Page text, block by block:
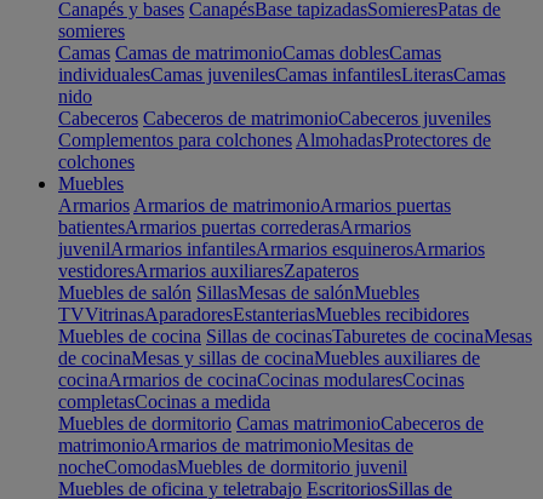
Canapés y bases CanapésBase tapizadasSomieresPatas de
somieres
Camas Camas de matrimonioCamas doblesCamas
individualesCamas juvenilesCamas infantilesLiterasCamas
nido
Cabeceros Cabeceros de matrimonioCabeceros juveniles
Complementos para colchones AlmohadasProtectores de
colchones
Muebles
Armarios Armarios de matrimonioArmarios puertas
batientesArmarios puertas correderasArmarios
juvenilArmarios infantilesArmarios esquinerosArmarios
vestidoresArmarios auxiliaresZapateros
Muebles de salón SillasMesas de salónMuebles
TVVitrinasAparadoresEstanteriasMuebles recibidores
Muebles de cocina Sillas de cocinasTaburetes de cocinaMesas
de cocinaMesas y sillas de cocinaMuebles auxiliares de
cocinaArmarios de cocinaCocinas modularesCocinas
completasCocinas a medida
Muebles de dormitorio Camas matrimonioCabeceros de
matrimonioArmarios de matrimonioMesitas de
nocheComodasMuebles de dormitorio juvenil
Muebles de oficina y teletrabajo EscritoriosSillas de